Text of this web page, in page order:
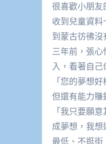
很喜歡小朋友
收到兒童資
到蒙古彷彿沒
三年前，張
入，看著自
「您的夢想
但還有能力賺
「我只要願
成夢想，我
最低、不逛街